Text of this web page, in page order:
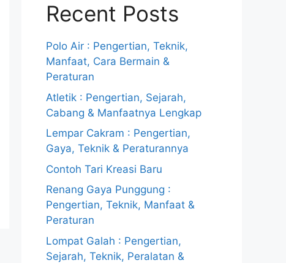
Recent Posts
Polo Air : Pengertian, Teknik,
Manfaat, Cara Bermain &
Peraturan
Atletik : Pengertian, Sejarah,
Cabang & Manfaatnya Lengkap
Lempar Cakram : Pengertian,
Gaya, Teknik & Peraturannya
Contoh Tari Kreasi Baru
Renang Gaya Punggung :
Pengertian, Teknik, Manfaat &
Peraturan
Lompat Galah : Pengertian,
Sejarah, Teknik, Peralatan &